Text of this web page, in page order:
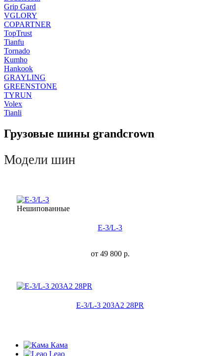
Grip Gard
VGLORY
COPARTNER
TopTrust
Tianfu
Tornado
Kumho
Hankook
GRAYLING
GREENSTONE
TYRUN
Volex
Tianli
Грузовые шины grandcrown
Модели шин
Нешипованные
E-3/L-3
от 49 800р.
E-3/L-3 203A2 28PR
Кама
Leao